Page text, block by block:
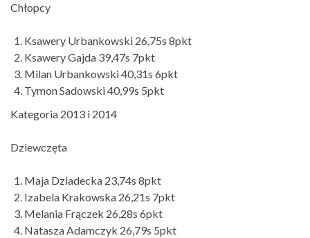
Chłopcy
Ksawery Urbankowski 26,75s 8pkt
Ksawery Gajda 39,47s 7pkt
Milan Urbankowski 40,31s 6pkt
Tymon Sadowski 40,99s 5pkt
Kategoria 2013 i 2014
Dziewczęta
Maja Dziadecka 23,74s 8pkt
Izabela Krakowska 26,21s 7pkt
Melania Frączek 26,28s 6pkt
Natasza Adamczyk 26,79s 5pkt